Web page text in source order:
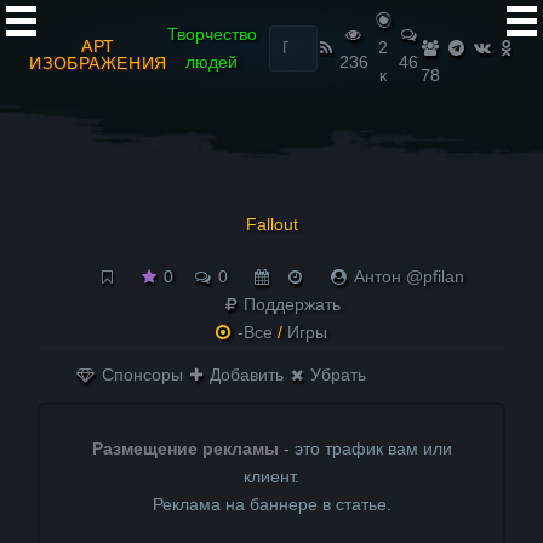
АРТ
ИЗОБРАЖЕНИЯ
Творчество
людей
Найти:
236
2
к
46
78
Fallout
0 0
Антон @pfilan
Поддержать
-Все / Игры
Спонсоры Добавить Убрать
Размещение рекламы - это трафик вам или
клиент.
Реклама на баннере в статье.